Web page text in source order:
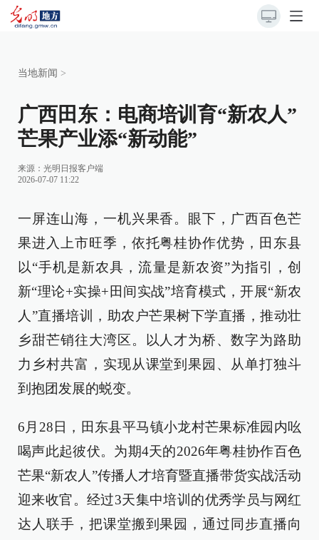
当地新闻 >
广西田东：电商培训育“新农人”
芒果产业添“新动能”
来源： 光明日报客户端
2026-07-07 11:22
一屏连山海，一机兴果香。眼下，广西百色芒
果进入上市旺季，依托粤桂协作优势，田东县
以“手机是新农具，流量是新农资”为指引，创
新“理论+实操+田间实战”培育模式，开展“新农
人”直播培训，助农户芒果树下学直播，推动壮
乡甜芒销往大湾区。以人才为桥、数字为路助
力乡村共富，实现从课堂到果园、从单打独斗
到抱团发展的蜕变。
6月28日，田东县平马镇小龙村芒果标准园内吆
喝声此起彼伏。为期4天的2026年粤桂协作百色
芒果“新农人”传播人才培育暨直播带货实战活动
迎来收官。经过3天集中培训的优秀学员与网红
达人联手，把课堂搬到果园，通过同步直播向